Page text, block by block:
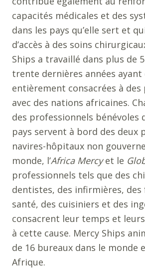
capacités médicales et des
dans les pays qu’elle sert et
d’accès à des soins
Ships a travaillé dans plus de
trente dernières années ayant
entièrement consacrées à
avec des nations africaines.
des professionnels bénévoles
pays servent à bord des deux
navires-hôpitaux non
monde, l’Africa Mercyet le
professionnels tels que des
dentistes, des infirmières,
santé, des cuisiniers et des
consacrent leur temps et
à cette cause. Mercy Ships
de 16 bureaux dans le monde
Afrique.